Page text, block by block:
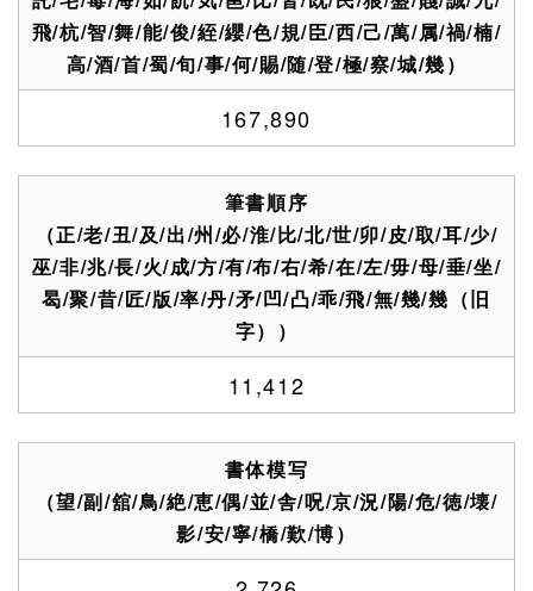
飛/杭/智/舞/能/俊/絰/纓/色/規/臣/西/己/萬/属/禍/楠/
高/酒/首/蜀/旬/事/何/賜/随/登/極/察/城/幾）
167,890
筆書順序
（正/老/丑/及/出/州/必/淮/比/北/世/卯/皮/取/耳/少/
巫/非/兆/長/火/成/方/有/布/右/希/在/左/毋/母/垂/坐/
曷/聚/昔/匠/版/率/丹/矛/凹/凸/乖/飛/無/幾/幾（旧
字））
11,412
書体模写
（望/副/舘/鳥/絶/恵/偶/並/舎/呪/京/況/陽/危/徳/壊/
影/安/寧/橋/歎/博）